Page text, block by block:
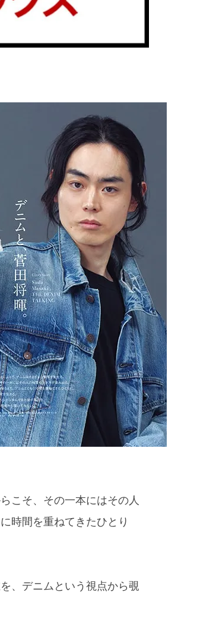
こそ、その一本にはその人
時間を重ねてきたひとり
、デニムという視点から覗